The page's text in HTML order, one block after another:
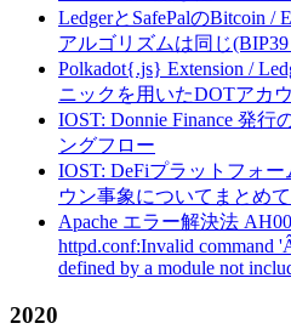
LedgerとSafePalのBitcoin /
アルゴリズムは同じ(BIP39
Polkadot{.js} Extension /
ニックを用いたDOTアカ
IOST: Donnie Finance 発
ングフロー
IOST: DeFiプラットフォー
ウン事象についてまとめ
Apache エラー解決法
httpd.conf:Invalid command
defined by a module not
2020